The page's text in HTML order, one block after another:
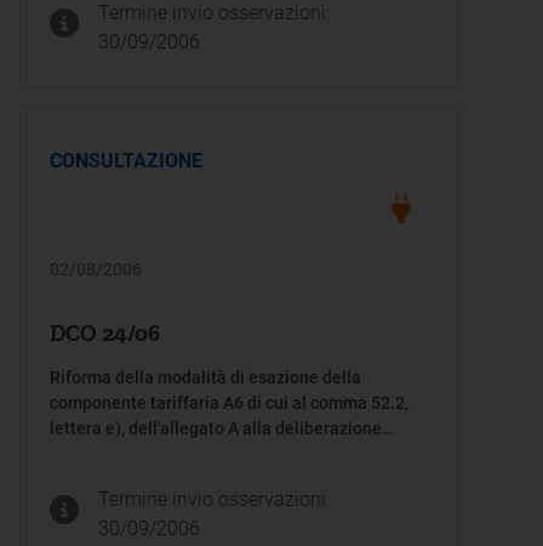
Termine invio osservazioni:
30/09/2006
CONSULTAZIONE
02/08/2006
DCO 24/06
Riforma della modalità di esazione della
componente tariffaria A6 di cui al comma 52.2,
lettera e), dell'allegato A alla deliberazione
Termine invio osservazioni:
30/09/2006